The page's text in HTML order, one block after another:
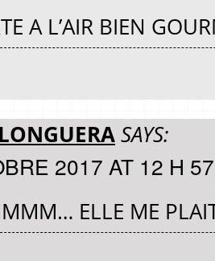
A L’AIR BIEN
SAYS:
2017 AT 12 H
ELLE ME